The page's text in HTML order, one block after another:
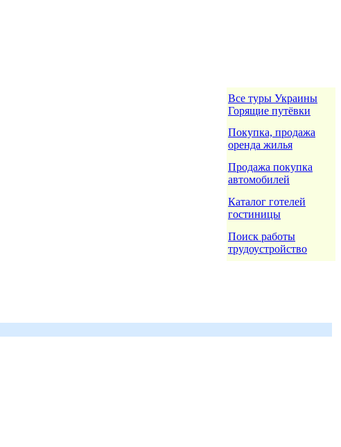
Все туры Украины
Горящие путёвки
Покупка, продажа
оренда жилья
Продажа покупка
автомобилей
Каталог готелей
гостиницы
Поиск работы
трудоустройство